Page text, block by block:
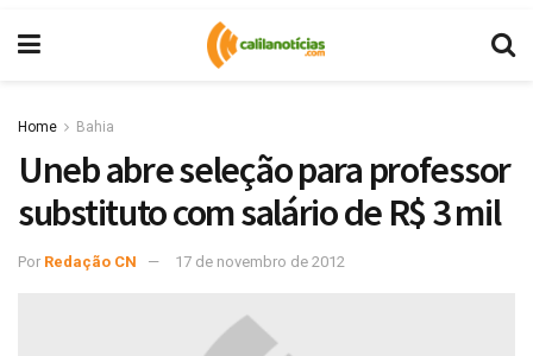
Home Bahia
Uneb abre seleção para professor
substituto com salário de R$ 3 mil
Por Redação CN 17 de novembro de 2012